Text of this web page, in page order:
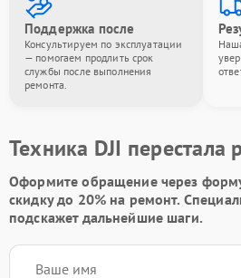
Поддержка после
Консультируем по эксплуатации
— помогаем продлить срок
службы после выполнения
ремонта.
Техника DJI перестала
Оформите обращение через
скидку до 20%на ремонт.
подскажет дальнейшие шаги.